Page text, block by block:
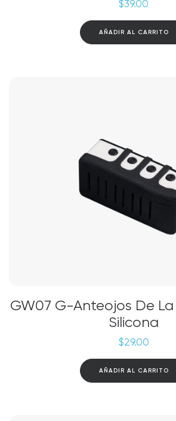
$39.00
AÑADIR AL CARRITO
GW07 G-Anteojos De
Silicona
$29.00
AÑADIR AL CARRITO